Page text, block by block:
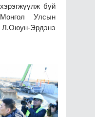
буй
Улсын
Эрдэнэ